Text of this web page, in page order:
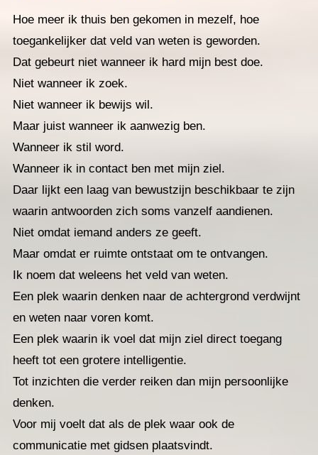
Hoe meer ik thuis ben gekomen in mezelf, hoe
toegankelijker dat veld van weten is geworden.
Dat gebeurt niet wanneer ik hard mijn best doe.
Niet wanneer ik zoek.
Niet wanneer ik bewijs wil.
Maar juist wanneer ik aanwezig ben.
Wanneer ik stil word.
Wanneer ik in contact ben met mijn ziel.
Daar lijkt een laag van bewustzijn beschikbaar te zijn
waarin antwoorden zich soms vanzelf aandienen.
Niet omdat iemand anders ze geeft.
Maar omdat er ruimte ontstaat om te ontvangen.
Ik noem dat weleens het veld van weten.
Een plek waarin denken naar de achtergrond verdwijnt
en weten naar voren komt.
Een plek waarin ik voel dat mijn ziel direct toegang
heeft tot een grotere intelligentie.
Tot inzichten die verder reiken dan mijn persoonlijke
denken.
Voor mij voelt dat als de plek waar ook de
communicatie met gidsen plaatsvindt.